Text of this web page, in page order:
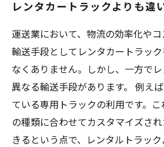
レンタカートラックよりも違
運送業において、物流の効率化やコ
輸送手段としてレンタカートラッ
なくありません。しかし、一方で
異なる輸送手段があります。 例え
ている専用トラックの利用です。
の種類に合わせてカスタマイズさ
きるという点で、レンタルトラッ